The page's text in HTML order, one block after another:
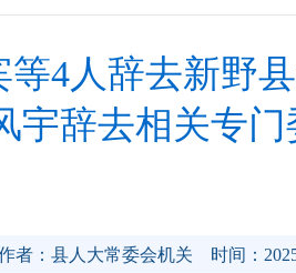
4人辞去新野
宇辞去相关专
者：县人大常委会机关 时间：